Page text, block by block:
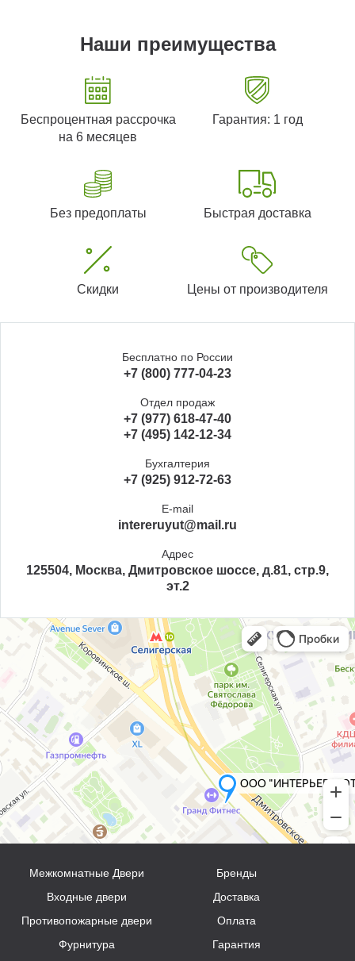
Наши преимущества
Беспроцентная рассрочка
на 6 месяцев
Гарантия: 1 год
Без предоплаты Быстрая доставка
Скидки Цены от производителя
Бесплатно по России
+7 (800) 777-04-23
Отдел продаж
+7 (977) 618-47-40
+7 (495) 142-12-34
Бухгалтерия
+7 (925) 912-72-63
E-mail
intereruyut@mail.ru
Адрес
125504, Москва, Дмитровское шоссе, д.81, стр.9,
эт.2
Межкомнатные Двери
Входные двери
Противопожарные двери
Фурнитура
Бренды
Доставка
Оплата
Гарантия